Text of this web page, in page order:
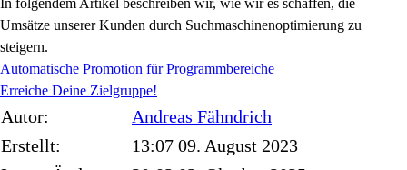
In folgendem Artikel beschreiben wir, wie wir es schaffen, die
Umsätze unserer Kunden durch Suchmaschinenoptimierung zu
steigern.
Automatische Promotion für Programmbereiche
Erreiche Deine Zielgruppe!
Autor: Andreas Fähndrich
Erstellt:
13:07 09. August 2023